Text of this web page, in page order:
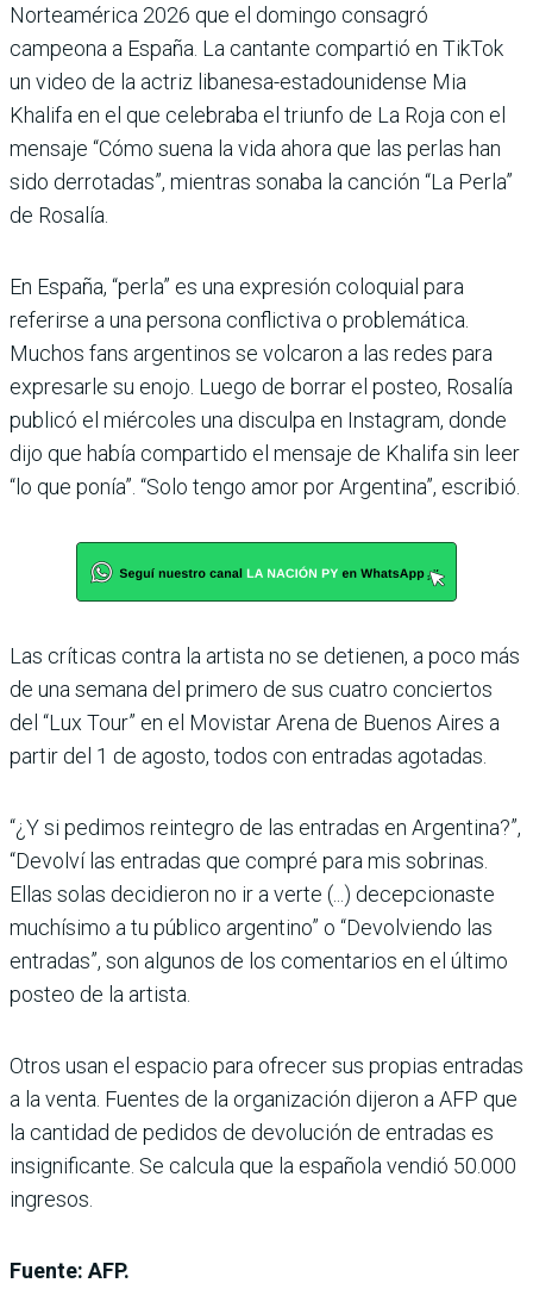
Norteamérica 2026 que el domingo consagró
campeona a España. La cantante compartió en TikTok
un video de la actriz libanesa-estadounidense Mia
Khalifa en el que celebraba el triunfo de La Roja con el
mensaje “Cómo suena la vida ahora que las perlas han
sido derrotadas”, mientras sonaba la canción “La Perla”
de Rosalía.
En España, “perla” es una expresión coloquial para
referirse a una persona conflictiva o problemática.
Muchos fans argentinos se volcaron a las redes para
expresarle su enojo. Luego de borrar el posteo, Rosalía
publicó el miércoles una disculpa en Instagram, donde
dijo que había compartido el mensaje de Khalifa sin leer
“lo que ponía”. “Solo tengo amor por Argentina”, escribió.
Las críticas contra la artista no se detienen, a poco más
de una semana del primero de sus cuatro conciertos
del “Lux Tour” en el Movistar Arena de Buenos Aires a
partir del 1 de agosto, todos con entradas agotadas.
“¿Y si pedimos reintegro de las entradas en Argentina?”,
“Devolví las entradas que compré para mis sobrinas.
Ellas solas decidieron no ir a verte (...) decepcionaste
muchísimo a tu público argentino” o “Devolviendo las
entradas”, son algunos de los comentarios en el último
posteo de la artista.
Otros usan el espacio para ofrecer sus propias entradas
a la venta. Fuentes de la organización dijeron a AFP que
la cantidad de pedidos de devolución de entradas es
insignificante. Se calcula que la española vendió 50.000
ingresos.
Fuente: AFP.